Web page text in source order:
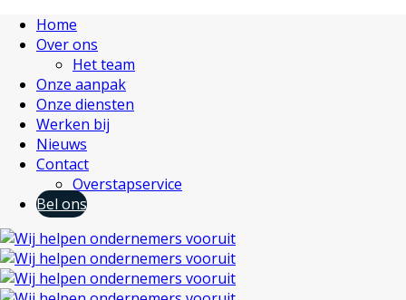
Home
Over ons
Het team
Onze aanpak
Onze diensten
Werken bij
Nieuws
Contact
Overstapservice
Bel ons